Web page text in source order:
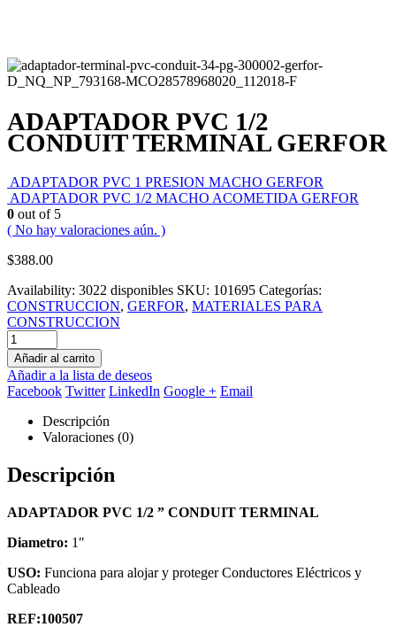
ADAPTADOR PVC 1/2
CONDUIT TERMINAL GERFOR
ADAPTADOR PVC 1 PRESION MACHO GERFOR
ADAPTADOR PVC 1/2 MACHO ACOMETIDA GERFOR
0 out of 5
( No hay valoraciones aún. )
$388.00
Availability: 3022 disponibles SKU: 101695 Categorías:
CONSTRUCCION, GERFOR, MATERIALES PARA
CONSTRUCCION
Añadir al carrito
Añadir a la lista de deseos
Facebook Twitter LinkedIn Google + Email
Descripción
Valoraciones (0)
Descripción
ADAPTADOR PVC 1/2 ” CONDUIT TERMINAL
Diametro: 1″
USO: Funciona para alojar y proteger Conductores Eléctricos y
Cableado
REF:100507